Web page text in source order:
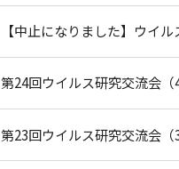
【中止になりました】ウイ
第24回ウイルス研究交流会（
第23回ウイルス研究交流会（